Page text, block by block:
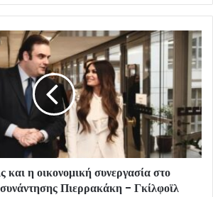
και η οικονομική συνεργασία στο
συνάντησης Πιερρακάκη - Γκίλφοϊλ